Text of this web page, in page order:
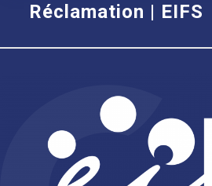
Réclamation | EIFS